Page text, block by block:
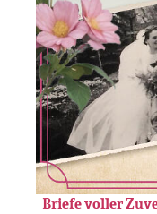
Briefe voller